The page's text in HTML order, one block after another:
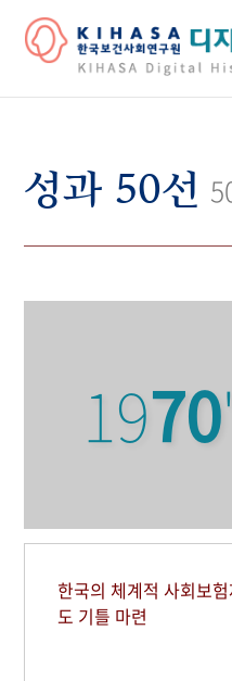
성과 50선
1970'
한국의 체계적 사회보험
도 기틀 마련